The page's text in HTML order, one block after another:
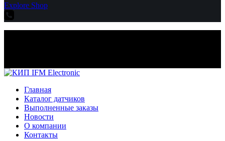
Explore Shop
Главная
Каталог датчиков
Выполненные заказы
Новости
О компании
Контакты